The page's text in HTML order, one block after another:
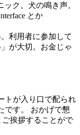
ク。犬の鳴き声。
とか
利用者に参加して
が大切。お金じゃ
トが入り口で配られ
です。 おかげで懇
ご挨拶することがで